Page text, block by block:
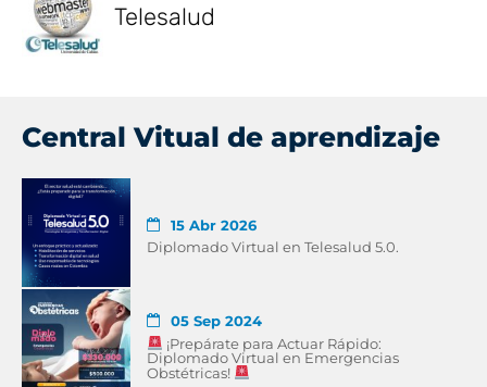
Telesalud
Central Vitual de aprendizaje
15 Abr 2026
Diplomado Virtual en Telesalud 5.0.
05 Sep 2024
¡Prepárate para Actuar Rápido:
Diplomado Virtual en Emergencias
Obstétricas!